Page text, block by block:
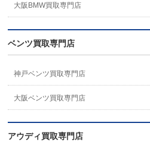
大阪BMW買取専門店
ベンツ買取専門店
神戸ベンツ買取専門店
大阪ベンツ買取専門店
アウディ買取専門店